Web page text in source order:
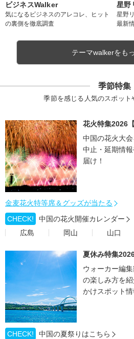
ビジネスWalker
気になるビジネスのアレコレ、ヒット
の裏側を徹底調査
星野
星野
最新
テーマwalkerをも
季節特集
季節を感じる人気のスポット
花火特集2026【
中国の花火大会
中止・延期情
届け！
金麦花火特等席＆グッズが当たる
CHECK!
中国の花火開催カレンダー
広島
岡山 山口
夏休み特集
ウォーカー編
の楽しみ方を
かけスポット情
CHECK!
中国の夏祭りはこちら